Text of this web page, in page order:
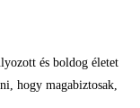
és boldog életet
hogy magabiztosak,